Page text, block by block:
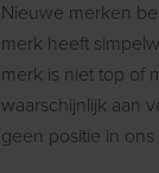
Nieuwe merken
merk heeft
merk is niet top of
waarschijnlijk aan
geen positie in